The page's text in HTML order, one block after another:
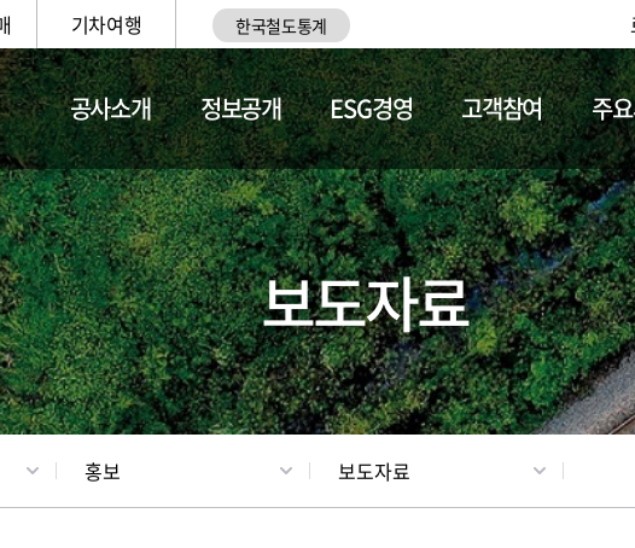
기차여행 한국철도통계
공사소개 정보공개 ESG경영 고객참여 주
문화사업 갤러리 기차소개
보도자료
홍보 보도자료